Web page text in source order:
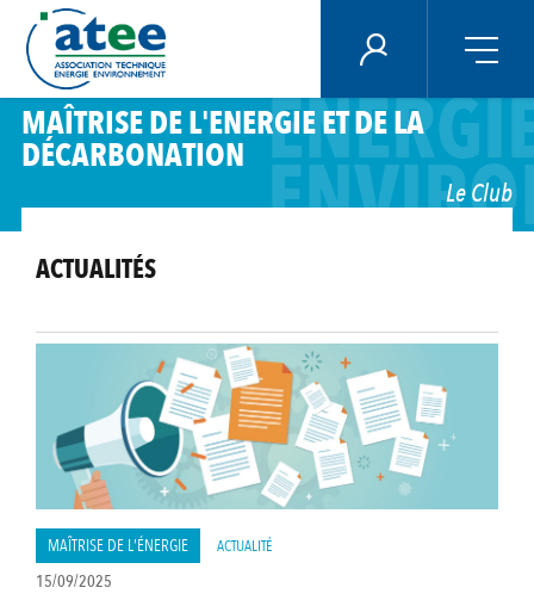
Aller
contenu
principal
ÉNERGIE PLUS
MAÎTRISE DE L'ENERGIE ET DE LA
DÉCARBONATION
Le Club
ACTUALITÉS
MAÎTRISE DE L'ÉNERGIE ACTUALITÉ
15/09/2025
Panneau de gestion des cookies